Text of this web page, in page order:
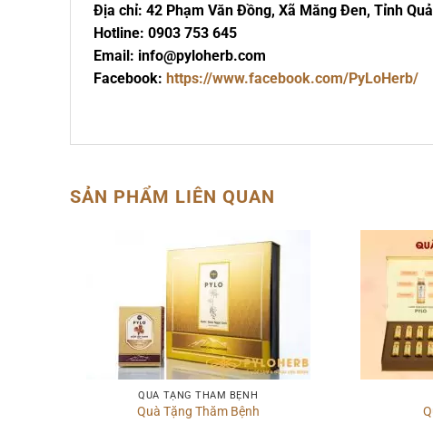
Địa chỉ: 42 Phạm Văn Đồng, Xã Măng Đen, Tỉnh
Hotline: 0903 753 645
Email: info@pyloherb.com
Facebook: https://www.facebook.com/PyLoHerb/
SẢN PHẨM LIÊN QUAN
QUÀ TẶNG THĂM BỆNH
Quà Tặng Thăm Bệnh